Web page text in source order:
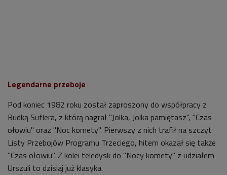
Legendarne przeboje
Pod koniec 1982 roku został zaproszony do współpracy z
Budką Suflera, z którą nagrał "Jolka, Jolka pamiętasz", "Czas
ołowiu" oraz "Noc komety". Pierwszy z nich trafił na szczyt
Listy Przebojów Programu Trzeciego, hitem okazał się także
"Czas ołowiu". Z kolei teledysk do "Nocy komety" z udziałem
Urszuli to dzisiaj już klasyka.